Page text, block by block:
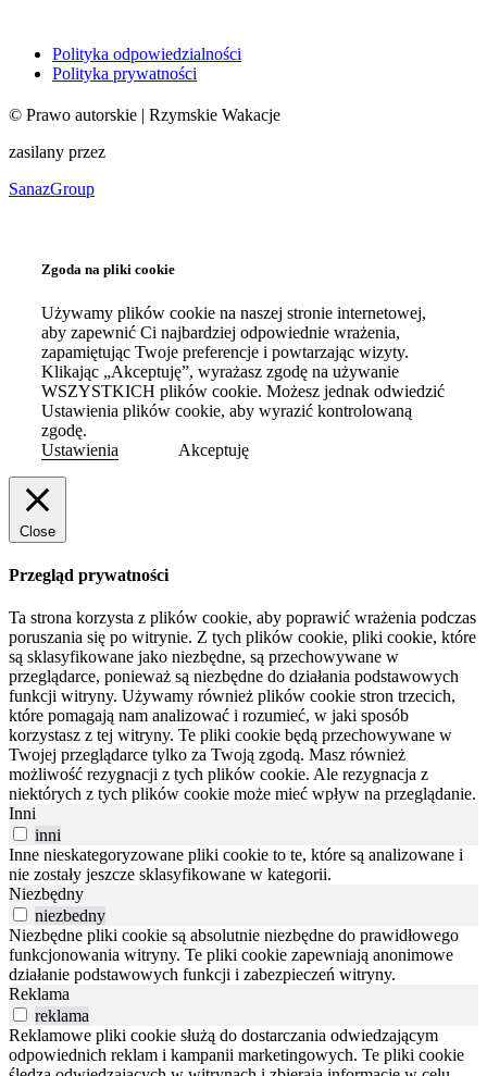
Polityka odpowiedzialności
Polityka prywatności
© Prawo autorskie | Rzymskie Wakacje
zasilany przez
SanazGroup
Zgoda na pliki cookie
Używamy plików cookie na naszej stronie internetowej,
aby zapewnić Ci najbardziej odpowiednie wrażenia,
zapamiętując Twoje preferencje i powtarzając wizyty.
Klikając „Akceptuję”, wyrażasz zgodę na używanie
WSZYSTKICH plików cookie. Możesz jednak odwiedzić
Ustawienia plików cookie, aby wyrazić kontrolowaną
zgodę.
Ustawienia
Akceptuję
Close
Przegląd prywatności
Ta strona korzysta z plików cookie, aby poprawić wrażenia podczas
poruszania się po witrynie. Z tych plików cookie, pliki cookie, które
są sklasyfikowane jako niezbędne, są przechowywane w
przeglądarce, ponieważ są niezbędne do działania podstawowych
funkcji witryny. Używamy również plików cookie stron trzecich,
które pomagają nam analizować i rozumieć, w jaki sposób
korzystasz z tej witryny. Te pliki cookie będą przechowywane w
Twojej przeglądarce tylko za Twoją zgodą. Masz również
możliwość rezygnacji z tych plików cookie. Ale rezygnacja z
niektórych z tych plików cookie może mieć wpływ na przeglądanie.
Inni
inni
Inne nieskategoryzowane pliki cookie to te, które są analizowane i
nie zostały jeszcze sklasyfikowane w kategorii.
Niezbędny
niezbedny
Niezbędne pliki cookie są absolutnie niezbędne do prawidłowego
funkcjonowania witryny. Te pliki cookie zapewniają anonimowe
działanie podstawowych funkcji i zabezpieczeń witryny.
Reklama
reklama
Reklamowe pliki cookie służą do dostarczania odwiedzającym
odpowiednich reklam i kampanii marketingowych. Te pliki cookie